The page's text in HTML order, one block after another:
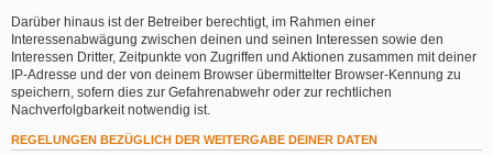
Darüber hinaus ist der Betreiber berechtigt, im Rahmen einer
Interessenabwägung zwischen deinen und seinen Interessen sowie den
Interessen Dritter, Zeitpunkte von Zugriffen und Aktionen zusammen mit deiner
IP-Adresse und der von deinem Browser übermittelter Browser-Kennung zu
speichern, sofern dies zur Gefahrenabwehr oder zur rechtlichen
Nachverfolgbarkeit notwendig ist.
REGELUNGEN BEZÜGLICH DER WEITERGABE DEINER DATEN